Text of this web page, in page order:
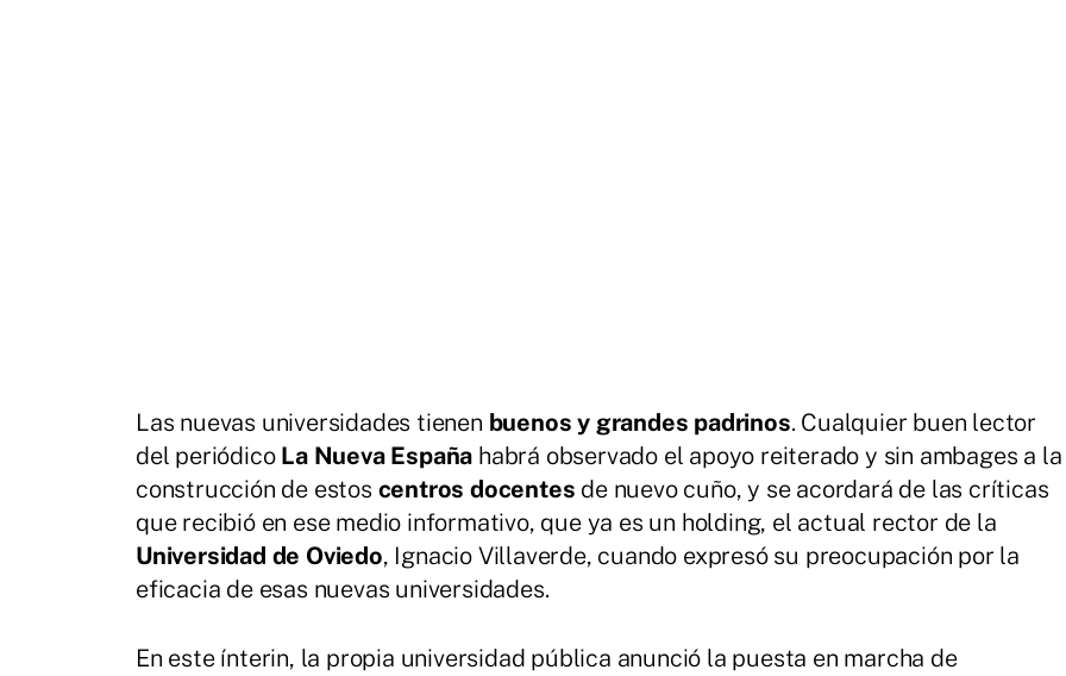
Las nuevas universidades tienen buenos y grandes padrinos. Cualquier buen lector
del periódico La Nueva España habrá observado el apoyo reiterado y sin ambages a la
construcción de estos centros docentes de nuevo cuño, y se acordará de las críticas
que recibió en ese medio informativo, que ya es un holding, el actual rector de la
Universidad de Oviedo, Ignacio Villaverde, cuando expresó su preocupación por la
eficacia de esas nuevas universidades.
En este ínterin, la propia universidad pública anunció la puesta en marcha de